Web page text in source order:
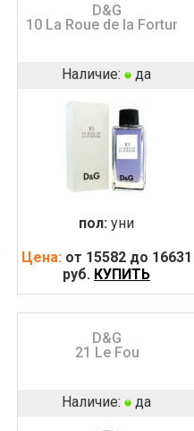
D&G
10 La Roue de la Fortune
Наличие: да
пол: уни
Цена: от 15582 до 16631
руб. КУПИТЬ
D&G
21 Le Fou
Наличие: да